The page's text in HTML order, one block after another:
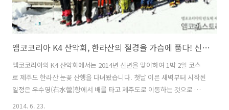
앰코코리아 K4 산악회, 한라산의 절경을 가슴에 품다! 신년 눈꽃 산행기
앰코코리아의 K4 산악회에서는 2014년 신년을 맞이하여 1박 2일 코스
로 제주도 한라산 눈꽃 산행을 다녀왔습니다. 첫날 이른 새벽부터 시작된
일정은 우수영(右水營)항에서 배를 타고 제주도로 이동하는 것으로 시작
되었습니다. 처음 제주도에 도착해서 찾아간 곳은 관광지로 유명한 섭지
2014. 6. 23.